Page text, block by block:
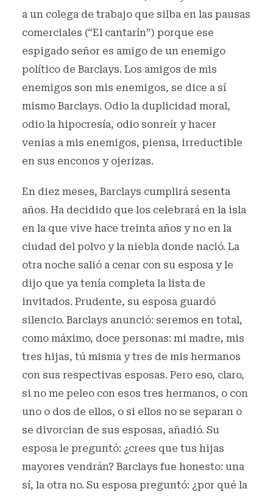
a un colega de trabajo que silba en las pausas
comerciales (“El cantarín”) porque ese
espigado señor es amigo de un enemigo
político de Barclays. Los amigos de mis
enemigos son mis enemigos, se dice a sí
mismo Barclays. Odio la duplicidad moral,
odio la hipocresía, odio sonreír y hacer
venias a mis enemigos, piensa, irreductible
en sus enconos y ojerizas.
En diez meses, Barclays cumplirá sesenta
años. Ha decidido que los celebrará en la isla
en la que vive hace treinta años y no en la
ciudad del polvo y la niebla donde nació. La
otra noche salió a cenar con su esposa y le
dijo que ya tenía completa la lista de
invitados. Prudente, su esposa guardó
silencio. Barclays anunció: seremos en total,
como máximo, doce personas: mi madre, mis
tres hijas, tú misma y tres de mis hermanos
con sus respectivas esposas. Pero eso, claro,
si no me peleo con esos tres hermanos, o con
uno o dos de ellos, o si ellos no se separan o
se divorcian de sus esposas, añadió. Su
esposa le preguntó: ¿crees que tus hijas
mayores vendrán? Barclays fue honesto: una
sí, la otra no. Su esposa preguntó: ¿por qué la